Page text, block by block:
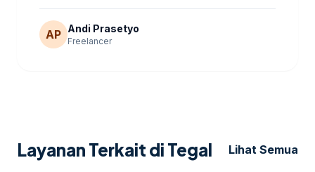
AP Andi Prasetyo
Freelancer
Layanan Terkait di Tegal Lihat Semua